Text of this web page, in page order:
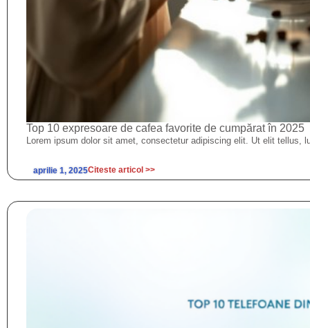
Top 10 expresoare de cafea favorite de cumpărat în 2025
Lorem ipsum dolor sit amet, consectetur adipiscing elit. Ut elit tellus,
aprilie 1, 2025Citeste articol >>